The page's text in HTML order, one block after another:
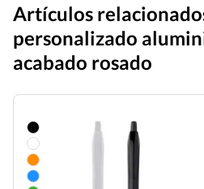
Artículos
personalizado
acabado rosado